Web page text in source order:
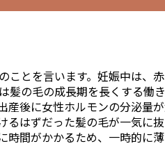
とを言います。妊娠中は、
髪の毛の成長期を長くする働
産後に女性ホルモンの分泌量
はずだった髪の毛が一気に
間がかかるため、一時的に